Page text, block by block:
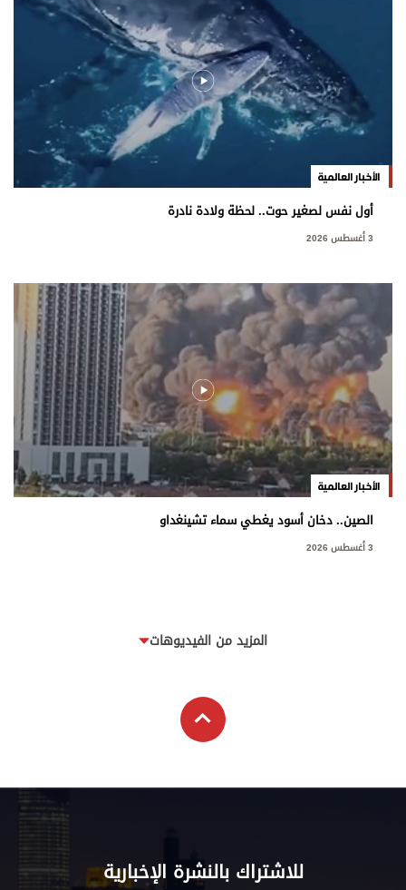
الأخبار العالمية
أول نفس لصغير حوت.. لحظة ولادة نادرة
3 أغسطس 2026
الأخبار العالمية
الصين.. دخان أسود يغطي سماء تشينغداو
3 أغسطس 2026
المزيد من الفيديوهات
للاشتراك بالنشرة الإخبارية